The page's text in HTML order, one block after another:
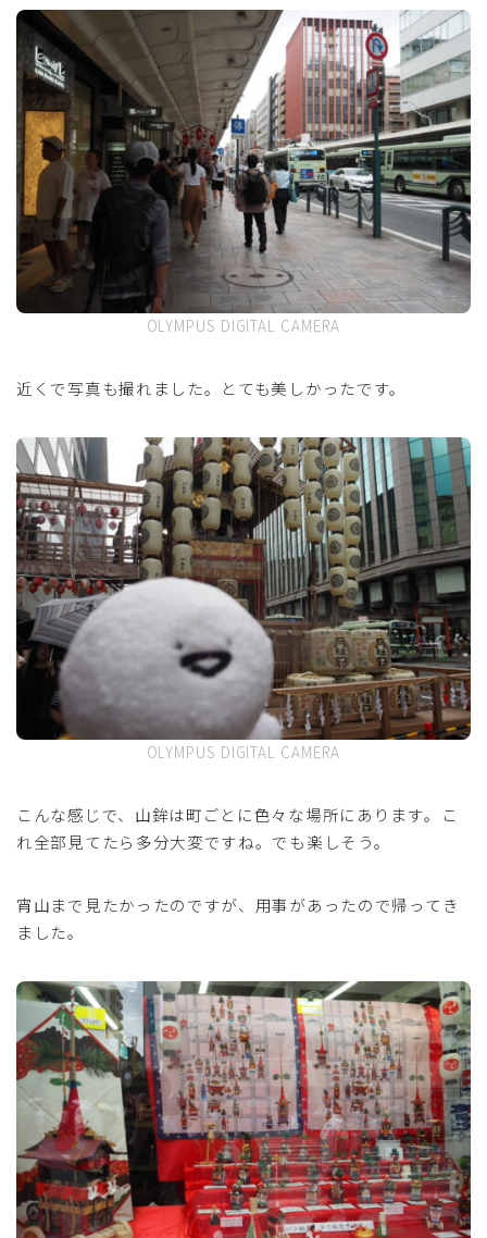
OLYMPUS DIGITAL CAMERA
近くで写真も撮れました。とても美しかったです。
OLYMPUS DIGITAL CAMERA
こんな感じで、山鉾は町ごとに色々な場所にあります。こ
れ全部見てたら多分大変ですね。でも楽しそう。
宵山まで見たかったのですが、用事があったので帰ってき
ました。